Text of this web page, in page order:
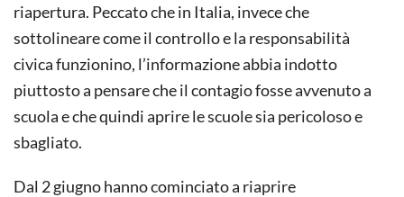
riapertura. Peccato che in Italia, invece che
sottolineare come il controllo e la responsabilità
civica funzionino, l’informazione abbia indotto
piuttosto a pensare che il contagio fosse avvenuto a
scuola e che quindi aprire le scuole sia pericoloso e
sbagliato.
Dal 2 giugno hanno cominciato a riaprire